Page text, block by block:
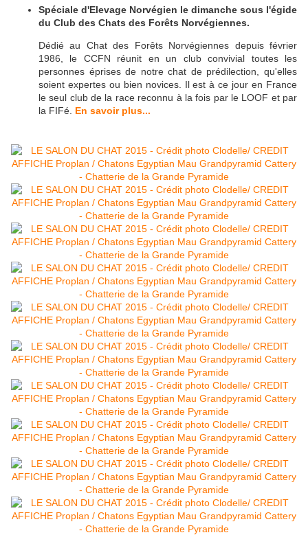
Spéciale d'Elevage Norvégien le dimanche sous l'égide
du Club des Chats des Forêts Norvégiennes.
Dédié au Chat des Forêts Norvégiennes depuis février
1986, le CCFN réunit en un club convivial toutes les
personnes éprises de notre chat de prédilection, qu'elles
soient expertes ou bien novices. Il est à ce jour en France
le seul club de la race reconnu à la fois par le LOOF et par
la FIFé. En savoir plus...